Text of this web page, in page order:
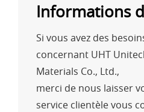
Informations
Si vous avez des
concernant UHT
Materials Co., Ltd.,
merci de nous laisser
service clientèle vous